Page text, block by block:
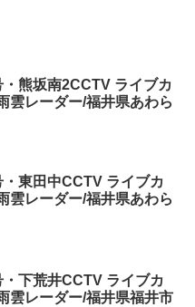
・熊坂南2CCTV ライブカ
雲レーダー/福井県あわら
・東田中CCTV ライブカ
雲レーダー/福井県あわら
・下荒井CCTV ライブカ
雲レーダー/福井県福井市